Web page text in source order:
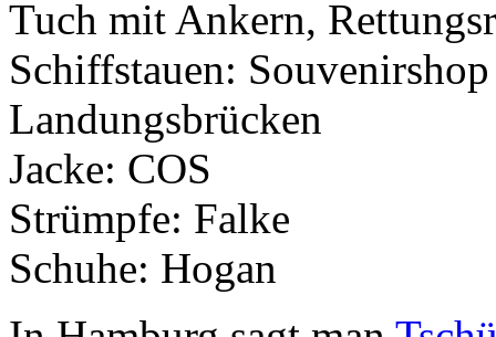
Tuch mit Ankern,
Schiffstauen:
Landungsbrücken
Jacke: COS
Strümpfe: Falke
Schuhe: Hogan